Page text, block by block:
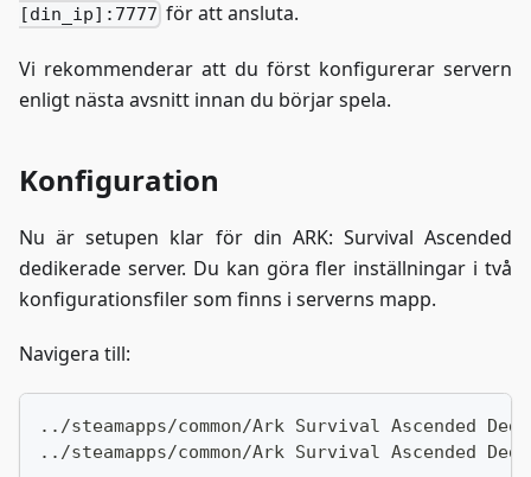
[din_ip]:7777 för att ansluta.
Vi rekommenderar att du först konfigurerar servern
enligt nästa avsnitt innan du börjar spela.
Konfiguration
Nu är setupen klar för din ARK: Survival Ascended
dedikerade server. Du kan göra fler inställningar i två
konfigurationsfiler som finns i serverns mapp.
Navigera till:
../steamapps/common/Ark Survival Ascended
../steamapps/common/Ark Survival Ascended